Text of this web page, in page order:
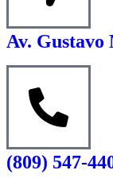
Av.
(809) 547-